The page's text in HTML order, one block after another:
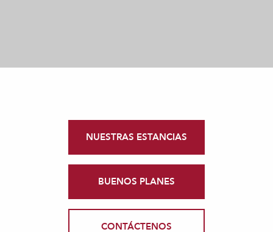
NUESTRAS ESTANCIAS
BUENOS PLANES
CONTÁCTENOS